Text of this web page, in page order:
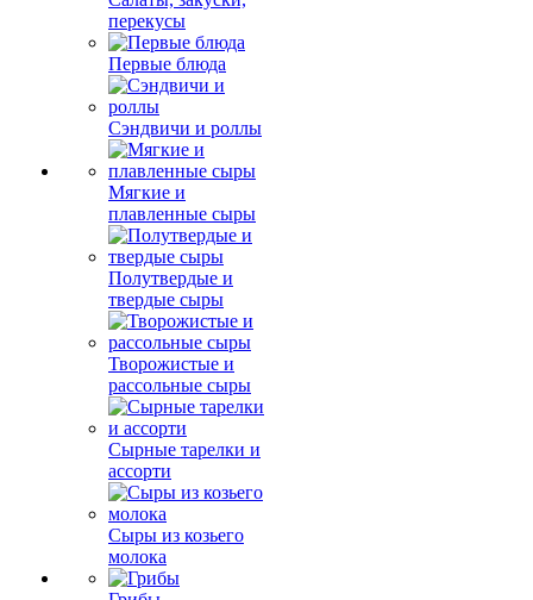
перекусы
Первые блюда
Сэндвичи и роллы
Мягкие и
плавленные сыры
Полутвердые и
твердые сыры
Творожистые и
рассольные сыры
Сырные тарелки и
ассорти
Сыры из козьего
молока